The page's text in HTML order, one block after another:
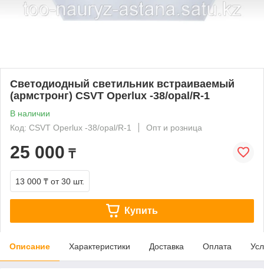
Светодиодный светильник встраиваемый
(армстронг) CSVT Operlux -38/opal/R-1
В наличии
Код: CSVT Operlux -38/opal/R-1
Опт и розница
25 000 ₸
13 000 ₸ от 30 шт.
Купить
Описание Характеристики Доставка Оплата